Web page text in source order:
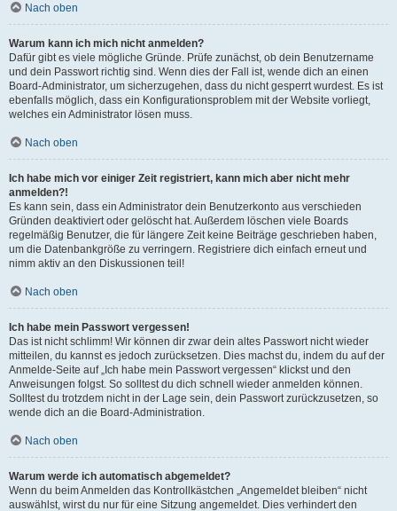
Nach oben
Warum kann ich mich nicht anmelden?
Dafür gibt es viele mögliche Gründe. Prüfe zunächst, ob dein Benutzername
und dein Passwort richtig sind. Wenn dies der Fall ist, wende dich an einen
Board-Administrator, um sicherzugehen, dass du nicht gesperrt wurdest. Es ist
ebenfalls möglich, dass ein Konfigurationsproblem mit der Website vorliegt,
welches ein Administrator lösen muss.
Nach oben
Ich habe mich vor einiger Zeit registriert, kann mich aber nicht mehr
anmelden?!
Es kann sein, dass ein Administrator dein Benutzerkonto aus verschieden
Gründen deaktiviert oder gelöscht hat. Außerdem löschen viele Boards
regelmäßig Benutzer, die für längere Zeit keine Beiträge geschrieben haben,
um die Datenbankgröße zu verringern. Registriere dich einfach erneut und
nimm aktiv an den Diskussionen teil!
Nach oben
Ich habe mein Passwort vergessen!
Das ist nicht schlimm! Wir können dir zwar dein altes Passwort nicht wieder
mitteilen, du kannst es jedoch zurücksetzen. Dies machst du, indem du auf der
Anmelde-Seite auf „Ich habe mein Passwort vergessen“ klickst und den
Anweisungen folgst. So solltest du dich schnell wieder anmelden können.
Solltest du trotzdem nicht in der Lage sein, dein Passwort zurückzusetzen, so
wende dich an die Board-Administration.
Nach oben
Warum werde ich automatisch abgemeldet?
Wenn du beim Anmelden das Kontrollkästchen „Angemeldet bleiben“ nicht
auswählst, wirst du nur für eine Sitzung angemeldet. Dies verhindert den